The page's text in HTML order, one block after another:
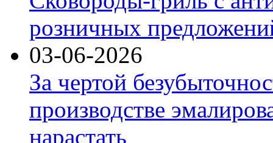
розничных
03-06-2026
За чертой
производстве
нарастать